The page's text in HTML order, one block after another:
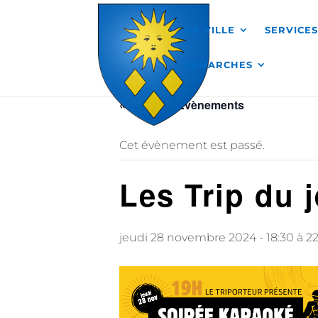
MA VILLE SERVICES
DÉMARCHES
« Tous les Évènements
Cet évènement est passé.
Les Trip du
jeudi 28 novembre 2024 - 18:30 à